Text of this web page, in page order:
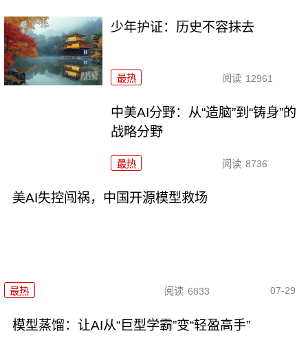
少年护证：历史不容抹去
最热 阅读 12961
中美AI分野：从“造脑”到“铸身”的
战略分野
最热 阅读 8736
美AI失控闯祸，中国开源模型救场
最热 阅读 6833 07-29
模型蒸馏：让AI从“巨型学霸”变“轻盈高手”